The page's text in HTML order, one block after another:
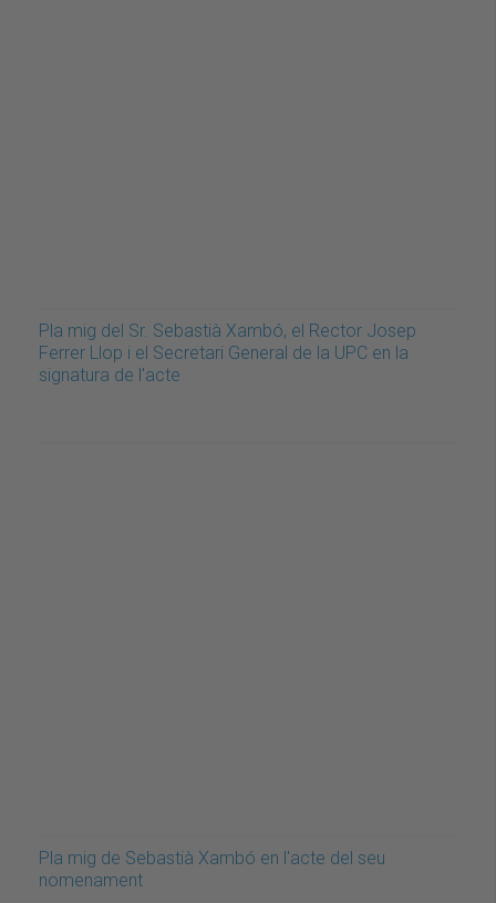
Pla mig del Sr. Sebastià Xambó, el Rector Josep
Ferrer Llop i el Secretari General de la UPC en la
signatura de l'acte
Pla mig de Sebastià Xambó en l'acte del seu
nomenament